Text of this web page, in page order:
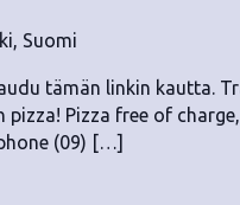
Suomi
tämän linkin kautta.
Pizza free of
(09) […]